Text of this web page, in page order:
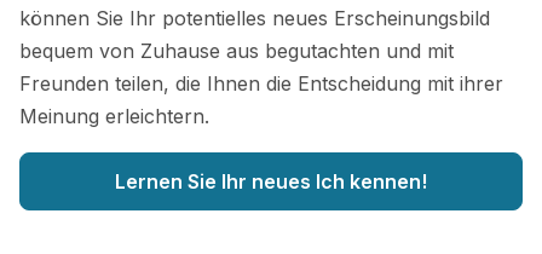
können Sie Ihr potentielles neues Erscheinungsbild
bequem von Zuhause aus begutachten und mit
Freunden teilen, die Ihnen die Entscheidung mit ihrer
Meinung erleichtern.
Lernen Sie Ihr neues Ich kennen!